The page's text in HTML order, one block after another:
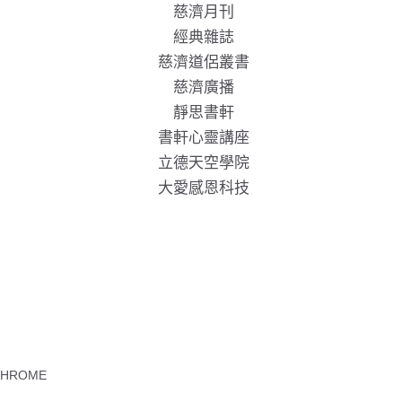
慈濟月刊
經典雜誌
慈濟道侶叢書
慈濟廣播
靜思書軒
書軒心靈講座
立德天空學院
大愛感恩科技